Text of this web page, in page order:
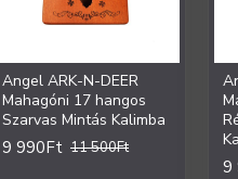
Angel ARK-N-DEER
Mahagóni 17 hangos
Szarvas Mintás Kalimba
9 990Ft 11 500Ft
9